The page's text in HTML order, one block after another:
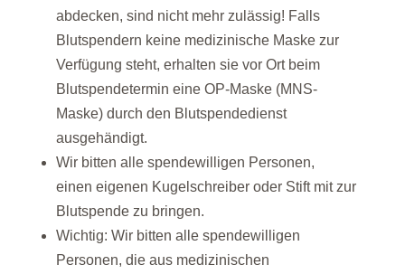
abdecken, sind nicht mehr zulässig! Falls
Blutspendern keine medizinische Maske zur
Verfügung steht, erhalten sie vor Ort beim
Blutspendetermin eine OP-Maske (MNS-
Maske) durch den Blutspendedienst
ausgehändigt.
Wir bitten alle spendewilligen Personen,
einen eigenen Kugelschreiber oder Stift mit zur
Blutspende zu bringen.
Wichtig: Wir bitten alle spendewilligen
Personen, die aus medizinischen